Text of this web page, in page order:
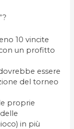
10 vincite
un profitto
essere
del torneo
proprie
in più